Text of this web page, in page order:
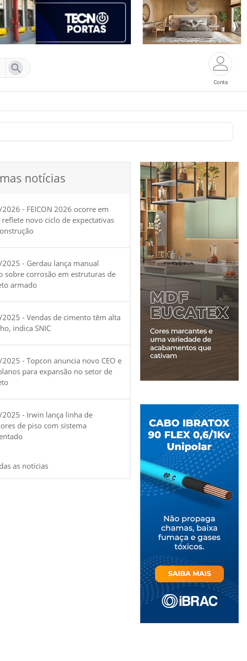
Conta
notícias
- FEICON 2026 ocorre em
novo ciclo de expectativas
- Gerdau lança manual
sobre corrosão em estruturas de
armado
- Vendas de cimento têm alta
indica SNIC
- Topcon anuncia novo CEO e
para expansão no setor de
- Irwin lança linha de
de piso com sistema
as notícias